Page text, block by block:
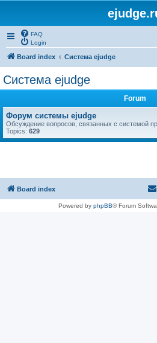
FAQ
Login
Board index Система ejudge
Система ejudge
Forum
Форум системы ejudge
Обсуждение вопросов, связанных с системой
Topics: 629
Board index
Powered by phpBB® Forum